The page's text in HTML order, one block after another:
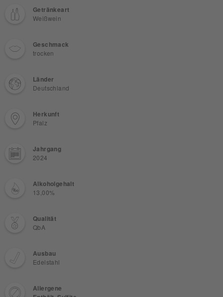
Getränkeart
Weißwein
Geschmack
trocken
Länder
Deutschland
Herkunft
Pfalz
Jahrgang
2024
Alkoholgehalt
13,00%
Qualität
QbA
Ausbau
Edelstahl
Allergene